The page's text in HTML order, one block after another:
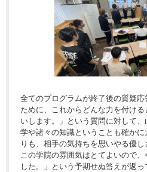
全てのプログラムが終了後の質疑
ために、これからどんな力を付け
いします。」という質問に対して
学や諸々の知識ということも確か
りも、相手の気持ちを思いやる優し
この学院の雰囲気はとてよいので
した。」という予期せぬ答えが返っ